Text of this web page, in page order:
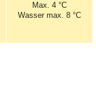
Max. 4 °C
Wasser max. 8 °C